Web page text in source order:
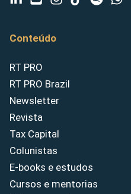
Conteúdo
RT PRO
RT PRO Brazil
Newsletter
Revista
Tax Capital
Colunistas
E-books e estudos
Cursos e mentorias